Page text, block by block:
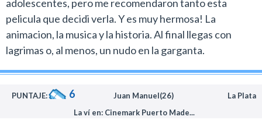
Desde los aspectos técnicos la película no sólo es
hermosa sino que además tiene el standard de calidad
de lo que solían ser las producciones del estudio Ghibli.
La curiosa historia de amor entre Mitsuha y Taki
genera ninguna emoción controlá tu pulso porque a lo
mejor estás muerto y no te diste cuenta.
adolescentes, pero me recomendaron tanto esta
pelicula que decidi verla. Y es muy hermosa! La
animacion, la musica y la historia. Al final llegas con
lagrimas o, al menos, un nudo en la garganta.
PUNTAJE: 6 Juan Manuel(26)
La Plata
La ví en: Cinemark Puerto Made...